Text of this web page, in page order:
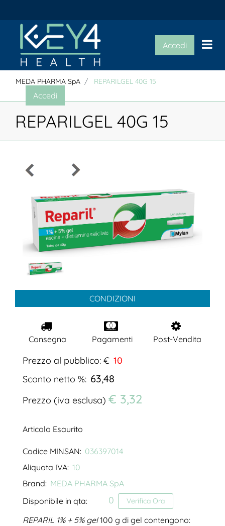
Accedi
Accedi
MEDA PHARMA SpA REPARILGEL 40G 15
REPARILGEL 40G 15
CONDIZIONI
Consegna Pagamenti Post-Vendita
Prezzo al pubblico: € 10
Sconto netto %: 63,48
Prezzo (iva esclusa) € 3,32
Articolo Esaurito
Codice MINSAN: 036397014
Aliquota IVA: 10
Brand: MEDA PHARMA SpA
Disponibile in qta:
Verifica Ora
0
REPARIL 1% + 5% gel100 g di gel contengono: